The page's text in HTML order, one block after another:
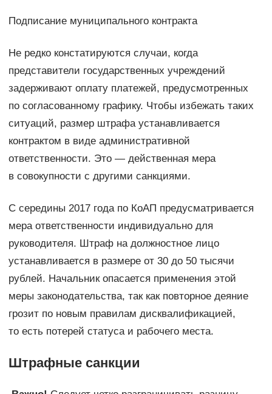
Подписание муниципального контракта
Не редко констатируются случаи, когда
представители государственных учреждений
задерживают оплату платежей, предусмотренных
по согласованному графику. Чтобы избежать таких
ситуаций, размер штрафа устанавливается
контрактом в виде административной
ответственности. Это — действенная мера
в совокупности с другими санкциями.
С середины 2017 года по КоАП предусматривается
мера ответственности индивидуально для
руководителя. Штраф на должностное лицо
устанавливается в размере от 30 до 50 тысячи
рублей. Начальник опасается применения этой
меры законодательства, так как повторное деяние
грозит по новым правилам дисквалификацией,
то есть потерей статуса и рабочего места.
Штрафные санкции